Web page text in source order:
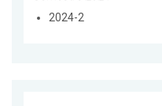
2024-2